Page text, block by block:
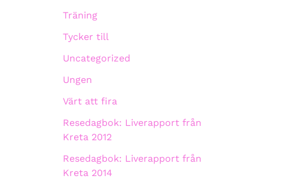
Träning
Tycker till
Uncategorized
Ungen
Värt att fira
Resedagbok: Liverapport från
Kreta 2012
Resedagbok: Liverapport från
Kreta 2014